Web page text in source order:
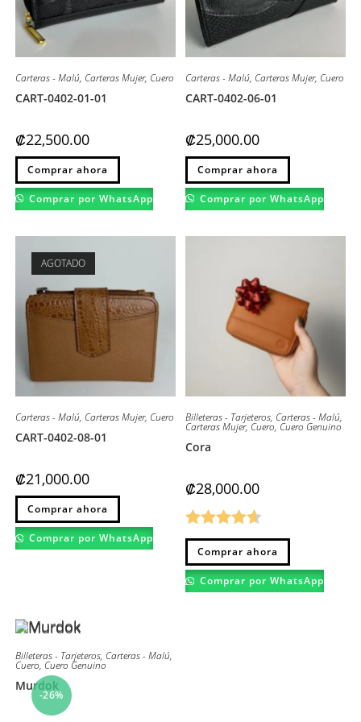
Carteras - Malú, Carteras Mujer, Cuero
CART-0402-01-01
₡22,500.00
Comprar ahora
Este
tiene
múltiples
variantes.
se
página
de
producto
Comprar por WhatsApp
Carteras - Malú, Carteras Mujer, Cuero
CART-0402-06-01
₡25,000.00
Comprar ahora
Este
tiene
múltiples
variantes.
se
página
de
producto
Comprar por WhatsApp
AGOTADO
Carteras - Malú, Carteras Mujer, Cuero
CART-0402-08-01
₡21,000.00
Comprar ahora
Este
tiene
múltiples
variantes.
producto
Comprar por WhatsApp
Billeteras - Tarjeteros, Carteras - Malú,
Carteras Mujer, Cuero, Cuero Genuino
Cora
₡28,000.00
Valorado
con4.60de
5
Comprar ahora
Este
tiene
múltiples
variantes.
Comprar por WhatsApp
-26%
Billeteras - Tarjeteros, Carteras - Malú,
Cuero, Cuero Genuino
Murdok